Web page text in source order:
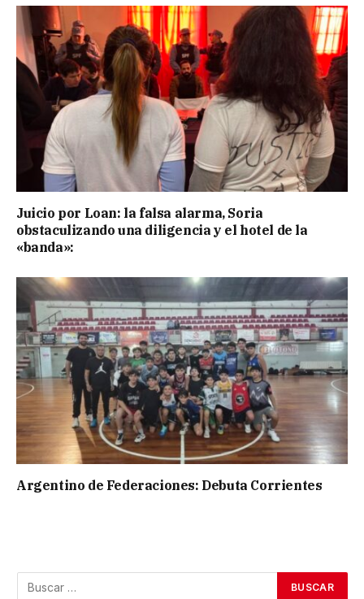
Juicio por Loan: la falsa alarma, Soria
obstaculizando una diligencia y el hotel de la
«banda»:
Argentino de Federaciones: Debuta Corrientes